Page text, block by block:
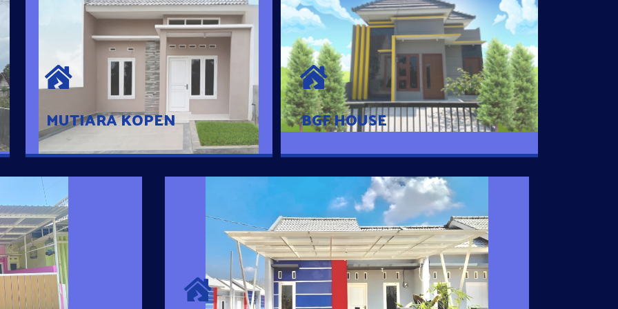
MUTIARA KOPEN
MUTIARA KOPEN
Hunian nyaman dengan suasana
pedesaan. 10 menit dari pusat kota, 2
menit dari Ring Road
BGF HOUSE
BGF HOUSE
Hunian Mewah Pusat Kota dengan fasilitas
Free Desain, Dapur, Parkir Mobil dengan 3
Kamar Tidur dan 2 Kamar Mandi.
Pintar
rumahnya dengan
SURYA MADANI SATU
Satu-satunya Hunian nyaman dengan harga subsidi hanya 100
jutaan dengan lokasi strategis di Tuban